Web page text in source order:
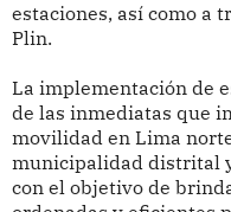
estaciones, así como a
Plin.
La implementación de
de las inmediatas que
movilidad en Lima
municipalidad distrital
con el objetivo de